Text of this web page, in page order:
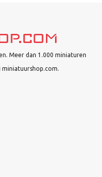
Meer dan 1.000 miniaturen
miniatuurshop.com.